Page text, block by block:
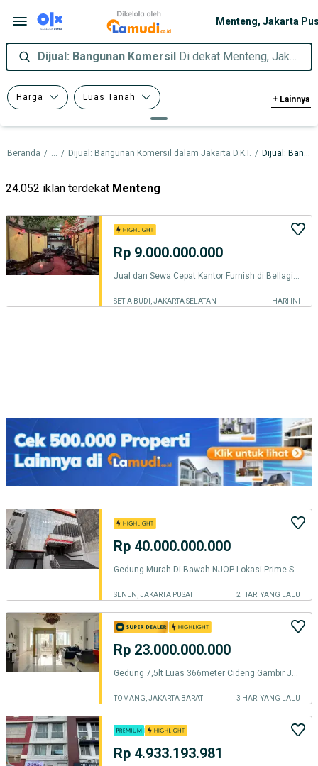
Dijual: Bangunan Komersil Di dekat Menteng, Jakarta Pusat
Harga Luas Tanah
Luas Bangunan Sertifikasi
+ Lainnya
Beranda / ... / Dijual: Bangunan Komersil dalam Jakarta D.K.I. / Dijual: Bangunan Komersil dalam Jakarta Pusat
24.052 iklan terdekat Menteng
Rp 9.000.000.000
SETIA BUDI, JAKARTA SELATAN HARI INI
Rp 40.000.000.000
SENEN, JAKARTA PUSAT 2 HARI YANG LALU
Rp 23.000.000.000
TOMANG, JAKARTA BARAT 3 HARI YANG LALU
Rp 4.933.193.981